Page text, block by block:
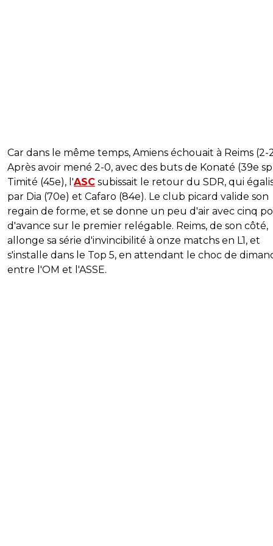
Car dans le même temps, Amiens échouait à Reims (2-
Après avoir mené 2-0, avec des buts de Konaté (39e
Timité (45e), l'ASC subissait le retour du SDR, qui
par Dia (70e) et Cafaro (84e). Le club picard valide son
regain de forme, et se donne un peu d'air avec cinq
d'avance sur le premier relégable. Reims, de son côté,
allonge sa série d'invincibilité à onze matchs en L1, et
s'installe dans le Top 5, en attendant le choc de
entre l'OM et l'ASSE.